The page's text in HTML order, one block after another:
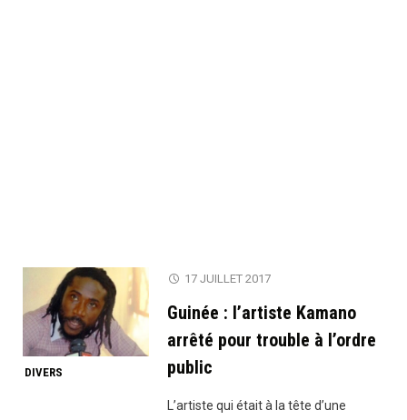
DIVERS
17 JUILLET 2017
Guinée : l’artiste Kamano
arrêté pour trouble à l’ordre
public
L’artiste qui était à la tête d’une